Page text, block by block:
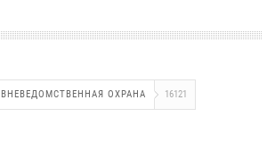
ВНЕВЕДОМСТВЕННАЯ ОХРАНА 16121